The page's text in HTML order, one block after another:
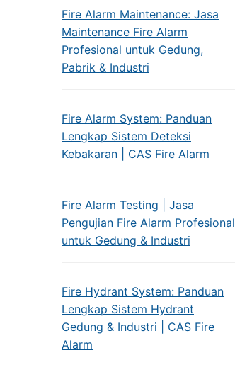
Fire Alarm Maintenance: Jasa
Maintenance Fire Alarm
Profesional untuk Gedung,
Pabrik & Industri
Fire Alarm System: Panduan
Lengkap Sistem Deteksi
Kebakaran | CAS Fire Alarm
Fire Alarm Testing | Jasa
Pengujian Fire Alarm Profesional
untuk Gedung & Industri
Fire Hydrant System: Panduan
Lengkap Sistem Hydrant
Gedung & Industri | CAS Fire
Alarm